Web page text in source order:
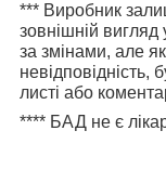
*** Виробник
зовнішній
за змінами, але
невідповідність,
листі або
**** БАД не є